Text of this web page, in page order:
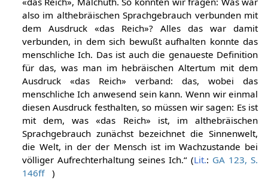
also im althebräischen Sprachgebrauch verbunden mit
dem Ausdruck «das Reich»? Alles das war damit
verbunden, in dem sich bewußt aufhalten konnte das
menschliche Ich. Das ist auch die genaueste Definition
für das, was man im hebräischen Altertum mit dem
Ausdruck «das Reich» verband: das, wobei das
menschliche Ich anwesend sein kann. Wenn wir einmal
diesen Ausdruck festhalten, so müssen wir sagen: Es ist
mit dem, was «das Reich» ist, im althebräischen
Sprachgebrauch zunächst bezeichnet die Sinnenwelt,
die Welt, in der der Mensch ist im Wachzustande bei
völliger Aufrechterhaltung seines Ich.“ (Lit.: GA 123, S.
146ff
)